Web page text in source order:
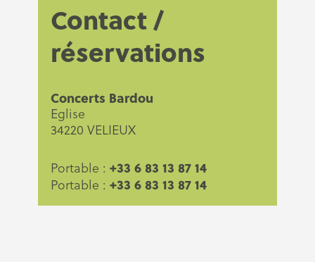
Contact /
réservations
Concerts Bardou
Eglise
34220 VELIEUX
Portable : +33 6 83 13 87 14
Portable : +33 6 83 13 87 14